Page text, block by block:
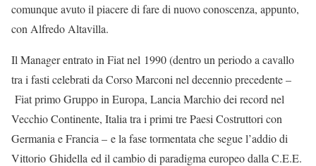
comunque avuto il piacere di fare di nuovo conoscenza, appunto,
con Alfredo Altavilla.
Il Manager entrato in Fiat nel 1990 (dentro un periodo a cavallo
tra i fasti celebrati da Corso Marconi nel decennio precedente –
Fiat primo Gruppo in Europa, Lancia Marchio dei record nel
Vecchio Continente, Italia tra i primi tre Paesi Costruttori con
Germania e Francia – e la fase tormentata che segue l’addio di
Vittorio Ghidella ed il cambio di paradigma europeo dalla C.E.E.